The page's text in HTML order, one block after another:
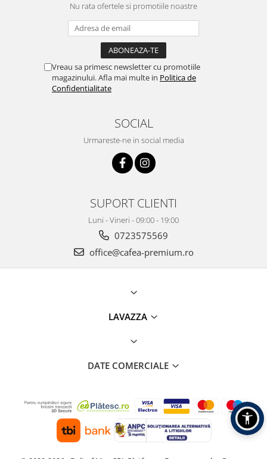
Nu rata ofertele si promotiile noastre
Vreau sa primesc newsletter cu promotiile
magazinului. Afla mai multe in Politica de
Confidentialitate
SOCIAL
Urmareste-ne in social media
SUPORT CLIENTI
Luni - Vineri - 09:00 - 19:00
0723575569
office@cafea-premium.ro
LAVAZZA
DATE COMERCIALE